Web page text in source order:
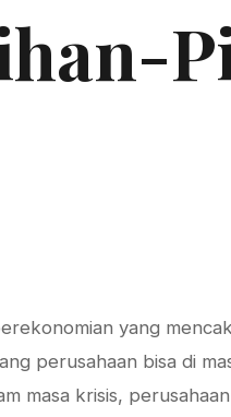
yang
perusahaan bisa di
masa krisis,